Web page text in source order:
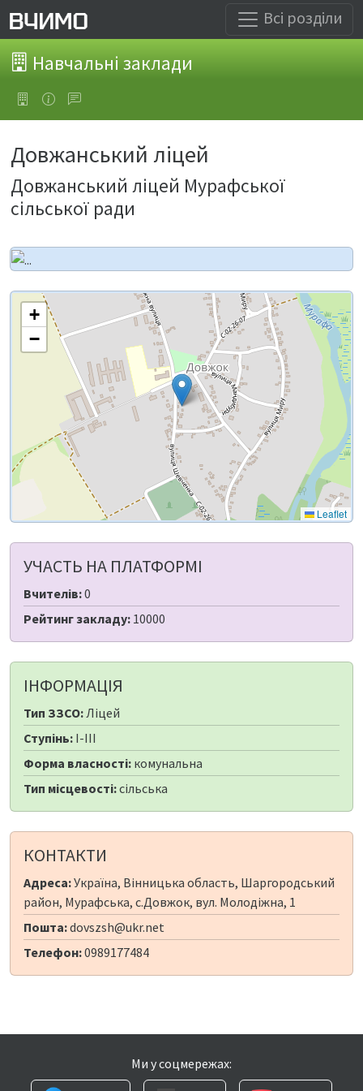
Всі розділи
Навчальні заклади
Довжанський ліцей
Довжанський ліцей Мурафської
сільської ради
+
−
Leaflet
УЧАСТЬ НА ПЛАТФОРМІ
Вчителів:0
Рейтинг закладу: 10000
ІНФОРМАЦІЯ
Тип ЗЗСО:Ліцей
Ступінь: I-III
Форма власності: комунальна
Тип місцевості:сільська
КОНТАКТИ
Адреса:Україна, Вінницька область, Шаргородський
район, Мурафська, с.Довжок, вул. Молодіжна, 1
Пошта:dovszsh@ukr.net
Телефон:0989177484
Ми у соцмережах: